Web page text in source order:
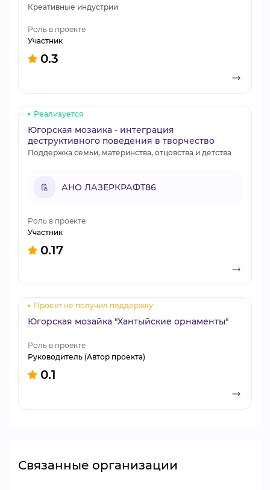
Креативные индустрии
Роль в проекте
Участник
0.3
Реализуется
Югорская мозаика - интеграция
деструктивного поведения в творчество
Поддержка семьи, материнства, отцовства и детства
АНО ЛАЗЕРКРАФТ86
Роль в проекте
Участник
0.17
Проект не получил поддержку
Югорская мозайка "Хантыйские орнаменты"
Роль в проекте
Руководитель (Автор проекта)
0.1
Связанные организации